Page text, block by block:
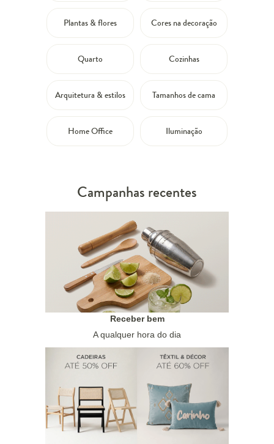
Plantas & flores Cores na decoração
Quarto Cozinhas
Arquitetura & estilos Tamanhos de cama
Home Office Iluminação
Campanhas recentes
Receber bem
A qualquer hora do dia